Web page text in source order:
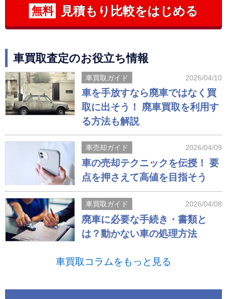
無料 見積もり比較をはじめる
車買取査定のお役立ち情報
車買取ガイド 2026/04/10
車を手放すなら廃車ではなく買
取に出そう！ 廃車買取を利用す
る方法も解説
車売却ガイド 2026/04/09
車の売却テクニックを伝授！ 要
点を押さえて高値を目指そう
車買取ガイド 2026/04/08
廃車に必要な手続き・書類と
は？動かない車の処理方法
車買取コラムをもっと見る